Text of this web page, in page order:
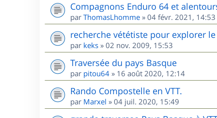
Compagnons Enduro 64 et
par ThomasLhomme » 04 févr. 2021, 14:53
recherche vététiste pour explorer
par keks » 02 nov. 2009, 15:53
Traversée du pays Basque
par pitou64 » 16 août 2020, 12:14
Rando Compostelle en VTT.
par Marxel » 04 juil. 2020, 15:49